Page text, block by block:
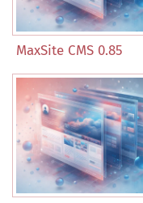
MaxSite CMS 0.85